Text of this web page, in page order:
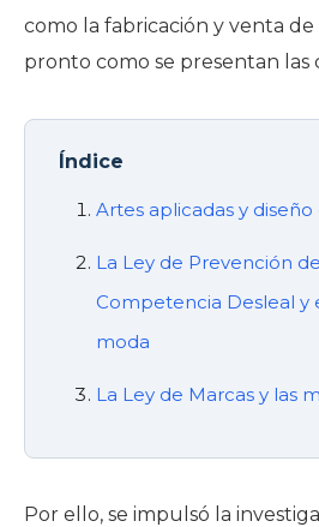
como la fabricación y venta
pronto como se presentan las
Índice
Artes aplicadas y
La Ley de Prevención
Competencia Desleal y
moda
La Ley de Marcas y las
Por ello, se impulsó la